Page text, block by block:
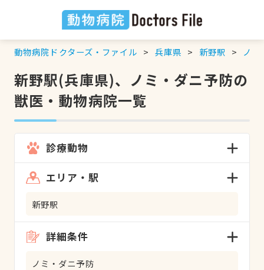
動物病院ドクターズ・ファイル 兵庫県 新野駅 ノ
新野駅(兵庫県)、ノミ・ダニ予防の
獣医・動物病院一覧
診療動物
エリア・駅
新野駅
詳細条件
ノミ・ダニ予防